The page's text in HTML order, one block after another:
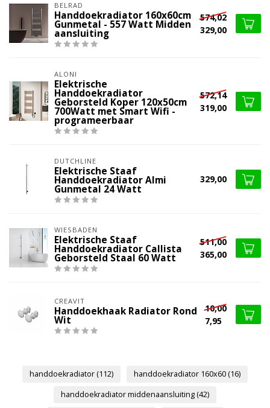
BELRAD
Handdoekradiator 160x60cm
Gunmetal - 557 Watt Midden
aansluiting
574,02
329,00
ALONI
Elektrische
Handdoekradiator
Geborsteld Koper 120x50cm
700Watt met Smart Wifi -
programeerbaar
572,14
319,00
DUTCHLINE
Elektrische Staaf
Handdoekradiator Almi
Gunmetal 24 Watt
329,00
WIESBADEN
Elektrische Staaf
Handdoekradiator Callista
Geborsteld Staal 60 Watt
511,00
365,00
CREAVIT
Handdoekhaak Radiator Rond
Wit
10,00
7,95
handdoekradiator(112) handdoekradiator 160x60(16)
handdoekradiator middenaansluiting(42)